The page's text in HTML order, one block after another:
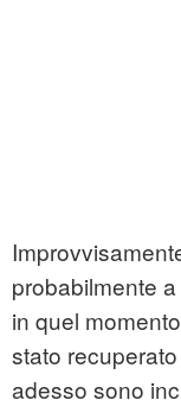
probabilmente
in quel
stato
adesso sono